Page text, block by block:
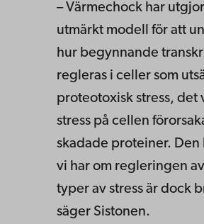
– Värmechock har
utmärkt modell för att
hur begynnande
regleras i celler som
proteotoxisk stress, det
stress på cellen
skadade proteiner. Den
vi har om regleringen
typer av stress är dock
säger Sistonen.